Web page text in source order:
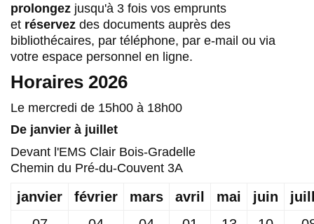
prolongez jusqu'à 3 fois vos emprunts
et réservez des documents auprès des
bibliothécaires, par téléphone, par e-mail ou via
votre espace personnel en ligne.
Horaires 2026
Le mercredi de 15h00 à 18h00
De janvier à juillet
Devant l'EMS Clair Bois-Gradelle
Chemin du Pré-du-Couvent 3A
janvier février mars avril mai juin